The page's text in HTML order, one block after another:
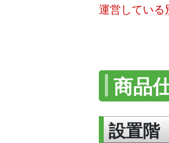
運営している
商品
設置階